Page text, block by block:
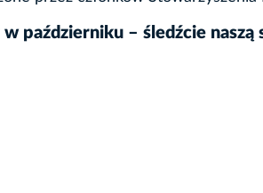
październiku – śledźcie